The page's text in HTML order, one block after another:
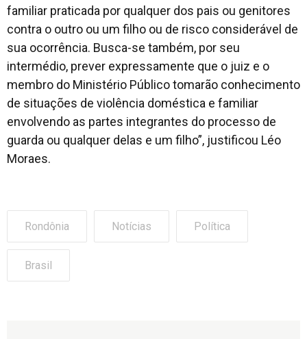
familiar praticada por qualquer dos pais ou genitores
contra o outro ou um filho ou de risco considerável de
sua ocorrência. Busca-se também, por seu
intermédio, prever expressamente que o juiz e o
membro do Ministério Público tomarão conhecimento
de situações de violência doméstica e familiar
envolvendo as partes integrantes do processo de
guarda ou qualquer delas e um filho”, justificou Léo
Moraes.
Rondônia Notícias Política
Brasil